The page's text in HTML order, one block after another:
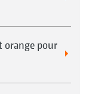
orange pour